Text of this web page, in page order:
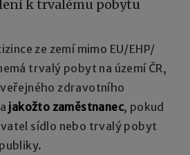
k trvalému pobytu
ze zemí mimo EU/EHP/
trvalý pobyt na území ČR,
zdravotního
jakožto zaměstnanec, pokud
sídlo nebo trvalý pobyt